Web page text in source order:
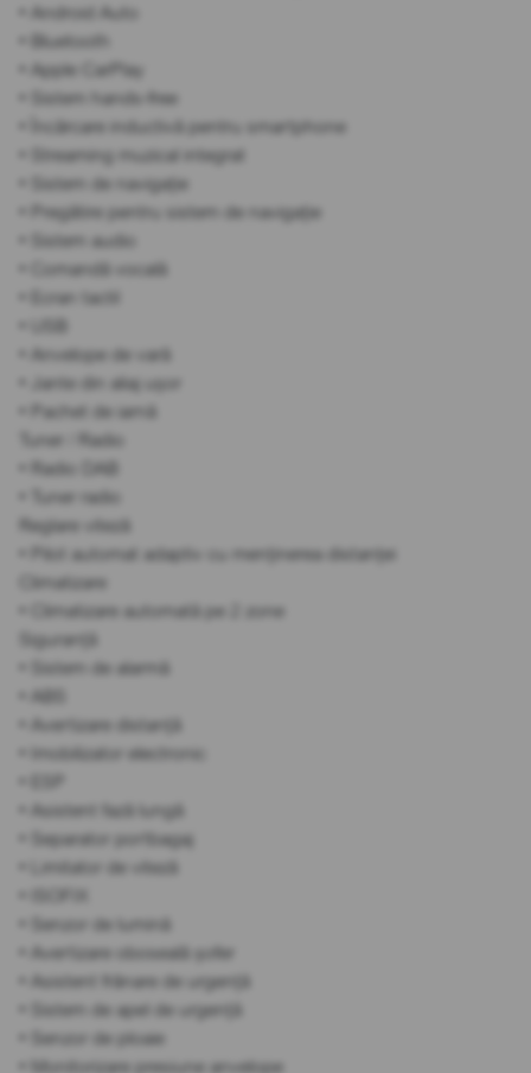
• Android Auto
• Bluetooth
• Apple CarPlay
• Sistem hands-free
• Încărcare inductivă pentru smartphone
• Streaming muzical integrat
• Sistem de navigație
• Pregătire pentru sistem de navigație
• Sistem audio
• Comandă vocală
• Ecran tactil
• Anvelope de vară
• Jante din aliaj ușor
• Pachet de iarnă
Tuner / Radio
• Radio DAB
• Tuner radio
Reglare viteză
• Pilot automat adaptiv cu menținerea distanței
Climatizare
• Climatizare automată pe 2 zone
Siguranță
• Sistem de alarmă
• ABS
• Avertizare distanță
• Imobilizator electronic
• Asistent fază lungă
• Separator portbagaj
• Limitator de viteză
• Senzor de lumină
• Avertizare oboseală șofer
• Asistent frânare de urgență
• Sistem de apel de urgență
• Senzor de ploaie
• Monitorizare presiune anvelope